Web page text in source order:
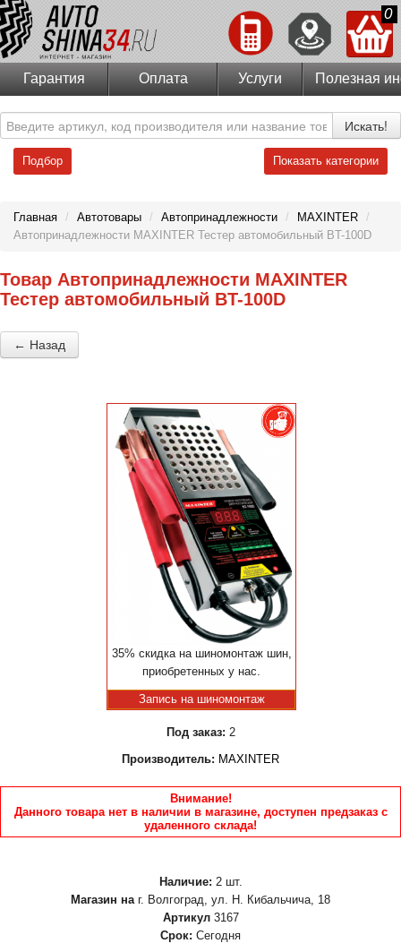
0
Гарантия Оплата Услуги Полезная
Искать!
Подбор Показать категории
Главная / Автотовары / Автопринадлежности / MAXINTER /
Автопринадлежности MAXINTER Тестер автомобильный BT-100D
Товар Автопринадлежности MAXINTER
Тестер автомобильный BT-100D
← Назад
35% скидка на шиномонтаж шин,
приобретенных у нас.
Запись на шиномонтаж
Под заказ: 2
Производитель: MAXINTER
Внимание!
Данного товара нет в наличии в магазине, доступен предзаказ с
удаленного склада!
Наличие: 2 шт.
Магазин на г. Волгоград, ул. Н. Кибальчича, 18
Артикул 3167
Срок: Сегодня